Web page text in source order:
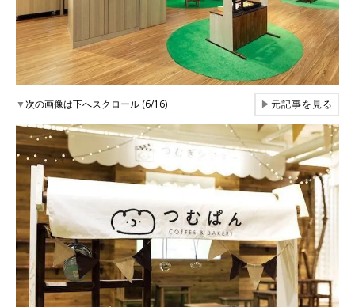
▼次の画像は下へスクロール (6/16) ▶元記事を見る